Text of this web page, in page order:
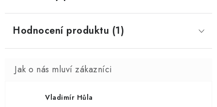
Hodnocení produktu (1)
Vladimír Hůla